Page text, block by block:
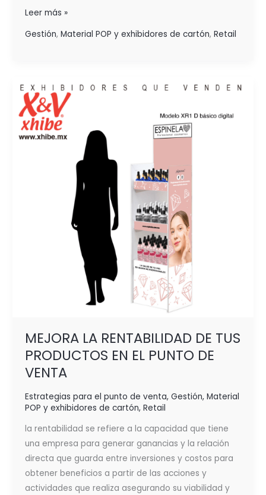
Leer más »
Gestión, Material POP y exhibidores de cartón, Retail
MEJORA LA RENTABILIDAD DE TUS
PRODUCTOS EN EL PUNTO DE
VENTA
Estrategias para el punto de venta, Gestión, Material
POP y exhibidores de cartón, Retail
la rentabilidad se refiere a la capacidad que tiene
una empresa para generar ganancias y la relación
directa que guarda entre inversiones y costos para
obtener beneficios a partir de las acciones y
actividades que realiza asegurando su viabilidad y
MEJORA
LA
RENTABILIDAD
DE
TUS